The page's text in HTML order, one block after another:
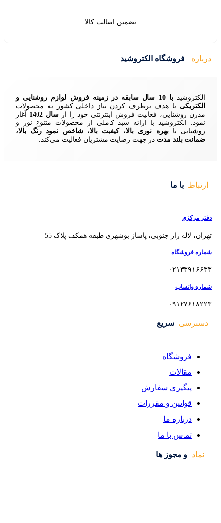
فروش لوازم روشنایی و
کشور به محصولات
خود را از سال 1402
آغاز
محصولات متنوع نور و
شاخص نمود رنگ بالا،
فعالیت می‌کند.
همکف پلاک 55